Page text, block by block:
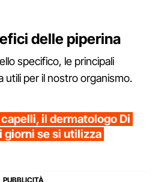
delle piperina
specifico, le principali
utili per il nostro organismo.
il dermatologo Di
se si utilizza